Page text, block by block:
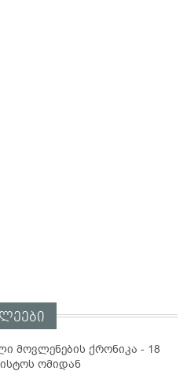
მოვლენების ქრონიკა - 18
ომიდან